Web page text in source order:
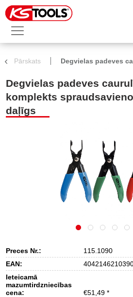
Pārskats Degvielas padeves
Degvielas padeves
komplekts
daļīgs
Preces Nr.:
115.1090
EAN:
Ieteicamā
mazumtirdzniecības
cena:
€51,49 *